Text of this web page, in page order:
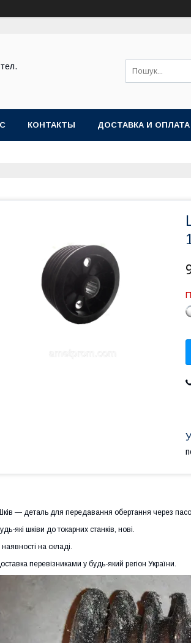
КОНТАКТЫ ДОСТАВКА И ОПЛАТА
— деталь для передавання обертання через
які шківи до токарних станків, нові.
на складі.
перевізниками у будь-який регіон України.